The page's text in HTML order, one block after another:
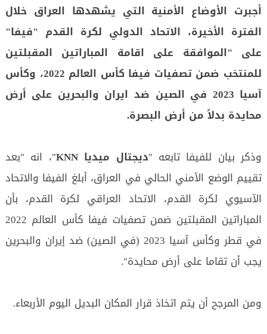
أجبرت الأوضاع الأمنية التي يشهدها العراق خلال
الفترة الأخيرة، الاتحاد الدولي لكرة القدم "فيفا"
على "الموافقة على اقامة المباراتين المقبلتين
للمنتخب ضمن تصفيات فيفا كأس العالم 2022، وكأس
آسيا 2023 في الصين ضد ايران والبحرين على أرض
محايدة بدلاً من أرض البصرة.
وذكر بيان للفيفا تابعه "ديجتال ميديا KNN
"، انه "بعد
تقييم الوضع الأمني الحالي في العراق، أبلغ الفيفا والاتحاد
الآسيوي لكرة القدم، الاتحاد العراقي لكرة القدم، بأن
المباراتين المقبلتين ضمن تصفيات فيفا كأس العالم 2022
في قطر وكأس آسيا 2023 (في الصين) ضد إيران والبحرين
يجب أن تقاما على أرض محايدة".
ومن المرجح أن يتم اتخاذ قرار المكان البديل اليوم الأربعاء.